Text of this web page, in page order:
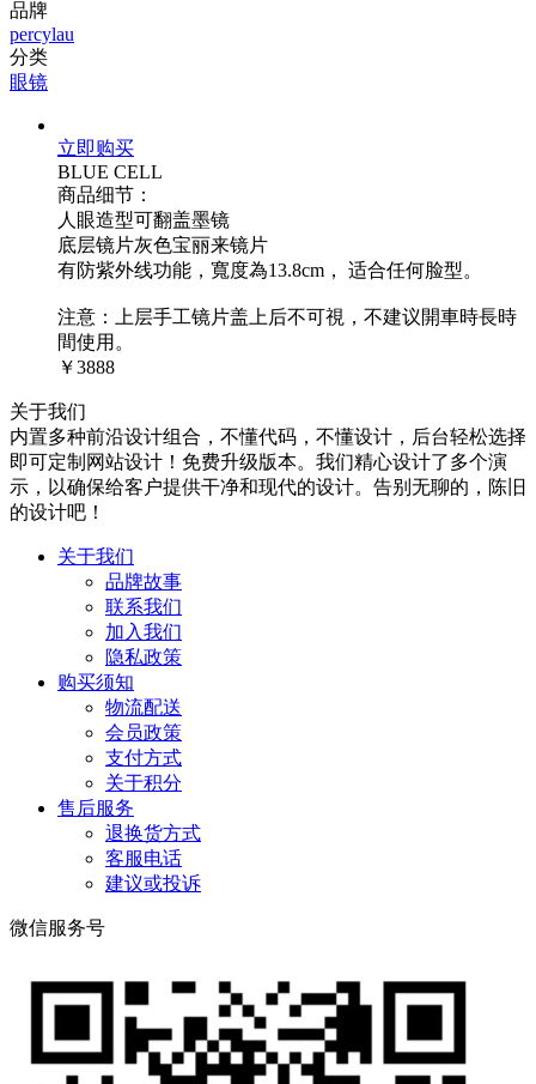
品牌
percylau
分类
眼镜
立即购买
BLUE CELL
商品细节：
人眼造型可翻盖墨镜
底层镜片灰色宝丽来镜片
有防紫外线功能，寬度為13.8cm， 适合任何脸型。
注意：上层手工镜片盖上后不可視，不建议開車時長時
間使用。
￥3888
关于我们
内置多种前沿设计组合，不懂代码，不懂设计，后台轻松选择
即可定制网站设计！免费升级版本。我们精心设计了多个演
示，以确保给客户提供干净和现代的设计。告别无聊的，陈旧
的设计吧！
关于我们
品牌故事
联系我们
加入我们
隐私政策
购买须知
物流配送
会员政策
支付方式
关于积分
售后服务
退换货方式
客服电话
建议或投诉
微信服务号